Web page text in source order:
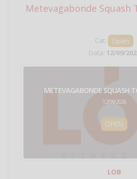
Metevagabonde Squash
Cat:
Open
Data: 12/09/
METEVAGABONDE SQUASH
12/09/2026
OPEN
LOB